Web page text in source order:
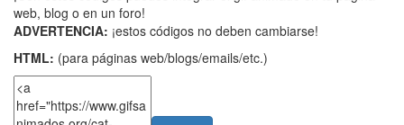
web, blog o en un foro!
ADVERTENCIA: ¡estos códigos no deben cambiarse!
HTML: (para páginas web/blogs/emails/etc.)